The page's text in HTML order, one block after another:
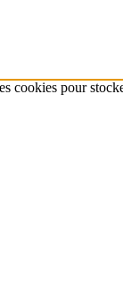
cookies pour